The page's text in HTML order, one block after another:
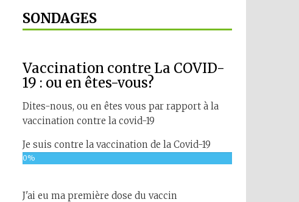
SONDAGES
Vaccination contre La COVID-
19 : ou en êtes-vous?
Dites-nous, ou en êtes vous par rapport à la
vaccination contre la covid-19
Je suis contre la vaccination de la Covid-19
0%
J'ai eu ma première dose du vaccin